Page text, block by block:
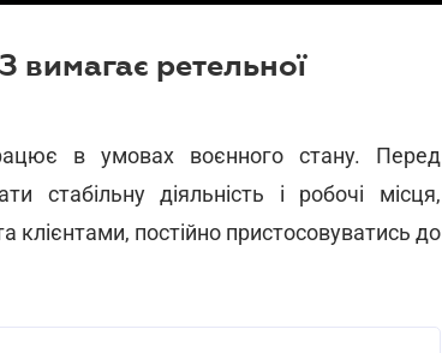
вимагає ретельної
в умовах воєнного стану. Перед
стабільну діяльність і робочі місця,
постійно пристосовуватись до